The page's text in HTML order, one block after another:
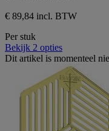
€ 89,84 incl. BTW
Per stuk
Bekijk 2 opties
Dit artikel is momenteel